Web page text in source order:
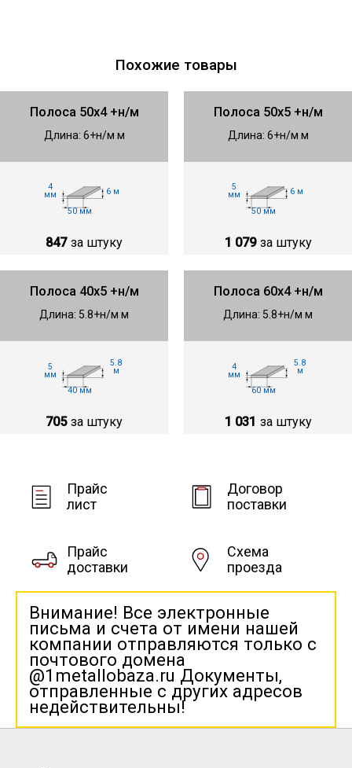
Похожие товары
Полоса 50х4 +н/м
Длина: 6+н/м м
4
мм
6 м
50 мм
847 за штуку
Полоса 50х5 +н/м
Длина: 6+н/м м
5
мм
6 м
50 мм
1 079 за штуку
Полоса 40х5 +н/м
Длина: 5.8+н/м м
5
мм
5.8
м
40 мм
705 за штуку
Полоса 60х4 +н/м
Длина: 5.8+н/м м
4
мм
5.8
м
60 мм
1 031 за штуку
Прайс
лист
Договор
поставки
Прайс
доставки
Схема
проезда
Внимание! Все электронные
письма и счета от имени нашей
компании отправляются только с
почтового домена
@1metallobaza.ru Документы,
отправленные с других адресов
недействительны!